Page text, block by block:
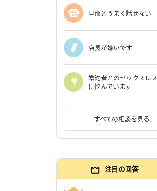
旦那とうまく話せない
店長が嫌いです
婚約者とのセックスレス
に悩んでいます
すべての相談を見る
注目の回答